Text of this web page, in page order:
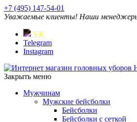
+7 (495) 147-54-01
Уважаемые клиенты! Наши менеджеры
VK
Telegram
Instagram
Закрыть меню
Мужчинам
Мужские бейсболки
Бейсболки
Бейсболки с сеткой